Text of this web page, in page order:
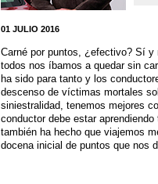
01 JULIO 2016
Carné por puntos, ¿efectivo? Sí
todos nos íbamos a quedar sin
ha sido para tanto y los
descenso de víctimas mortales
siniestralidad, tenemos mejores
conductor debe estar
también ha hecho que viajemos
docena inicial de puntos que nos